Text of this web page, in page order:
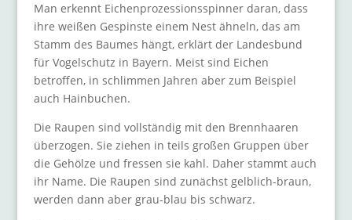
Man erkennt Eichenprozessionsspinner daran, dass
ihre weißen Gespinste einem Nest ähneln, das am
Stamm des Baumes hängt, erklärt der Landesbund
für Vogelschutz in Bayern. Meist sind Eichen
betroffen, in schlimmen Jahren aber zum Beispiel
auch Hainbuchen.
Die Raupen sind vollständig mit den Brennhaaren
überzogen. Sie ziehen in teils großen Gruppen über
die Gehölze und fressen sie kahl. Daher stammt auch
ihr Name. Die Raupen sind zunächst gelblich-braun,
werden dann aber grau-blau bis schwarz.